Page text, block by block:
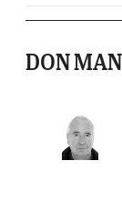
DON